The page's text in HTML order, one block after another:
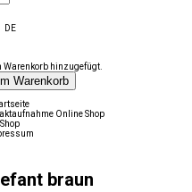
DE
hinzugefügt.
Warenkorb
Online Shop
Shop
braun